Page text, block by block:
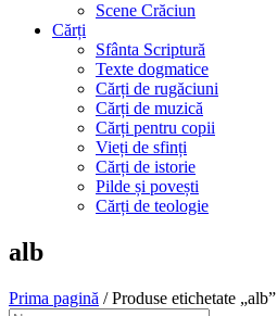
Scene Crăciun
Cărți
Sfânta Scriptură
Texte dogmatice
Cărți de rugăciuni
Cărți de muzică
Cărți pentru copii
Vieți de sfinți
Cărți de istorie
Pilde și povești
Cărți de teologie
alb
Prima pagină / Produse etichetate „alb”